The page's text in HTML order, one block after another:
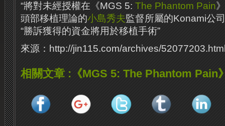
“將對未經授權在《MGS 5: The Phantom Pain
頭部移植理論的小島秀夫監督所屬的Konami公
“勝訴獲得的資金將用於移植手術”
來源：http://jin115.com/archives/
相關文章 :《MGS 5: The Phantom Pain